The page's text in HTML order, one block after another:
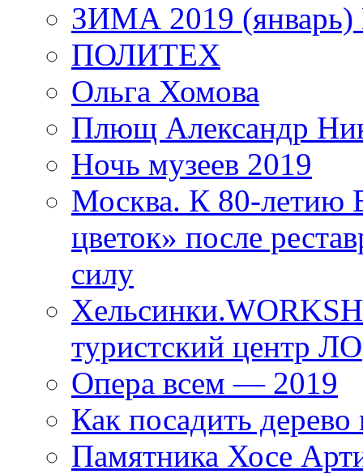
ЗИМА 2019 (январь)
ПОЛИТЕХ
Ольга Хомова
Плющ Александр
Ночь музеев 2019
Москва. К 80-
цветок» после
силу
туристский центр ЛО
Опера всем — 2019
Как посадить дерево
Памятника Хосе